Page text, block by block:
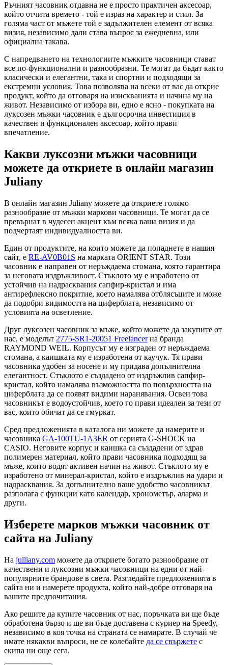
Ръчният часовник отдавна не е просто практичен аксесоар,
който отчита времето - той е израз на характер и стил. За
голяма част от мъжете той е задължителен елемент от всяка
визия, независимо дали става въпрос за ежедневна, или
официална такава.
С напредването на технологиите мъжките часовници стават
все по-функционални и разнообразни. Те могат да бъдат както
класически и елегантни, така и спортни и подходящи за
екстремни условия. Това позволява на всеки от вас да открие
продукт, който да отговаря на изискванията и начина му на
живот. Независимо от избора ви, едно е ясно - покупката на
луксозен мъжки часовник е дългосрочна инвестиция в
качествен и функционален аксесоар, който прави
впечатление.
Какви луксозни мъжки часовници
можете да откриете в онлайн магазин
Juliany
В онлайн магазин Juliany можете да откриете голямо
разнообразие от мъжки маркови часовници. Те могат да се
превърнат в чудесен акцент към всяка ваша визия и да
подчертаят индивидуалността ви.
Един от продуктите, на които можете да попаднете в нашия
сайт, е RE-AV0B01S на марката ORIENT STAR. Този
часовник е направен от неръждаема стомана, която гарантира
за неговата издръжливост. Стъклото му е изработено от
устойчив на надрасквания сапфир-кристал и има
антирефлексно покритие, което намалява отблясъците и може
да подобри видимостта на циферблата, независимо от
условията на осветление.
Друг луксозен часовник за мъже, който можете да закупите от
нас, е моделът 2775-SR1-20051 Freelancerна бранда
RAYMOND WEIL. Корпусът му е изграден от неръждаема
стомана, а каишката му е изработена от каучук. Тя прави
часовника удобен за носене и му придава допълнителна
елегантност. Стъклото е създадено от издръжлив сапфир-
кристал, който намалява възможността по повърхността на
циферблата да се появят видими наранявания. Освен това
часовникът е водоустойчив, което го прави идеален за тези от
вас, които обичат да се гмуркат.
Сред предложенията в каталога ни можете да намерите и
часовника GA-100TU-1A3ER от серията G-SHOCK на
CASIO. Неговите корпус и каишка са създадени от здрав
полимерен материал, който прави часовника подходящ за
мъже, които водят активен начин на живот. Стъклото му е
изработено от минерал-кристал, който е издръжлив на удари и
надрасквания. За допълнително ваше удобство часовникът
разполага с функции като календар, хронометър, аларма и
други.
Изберете марков мъжки часовник от
сайта на Juliany
На julliany.com можете да откриете богато разнообразие от
качествени и луксозни мъжки часовници на едни от най-
популярните брандове в света. Разгледайте предложенията в
сайта ни и намерете продукта, който най-добре отговаря на
вашите предпочитания.
Ако решите да купите часовник от нас, поръчката ви ще бъде
обработена бързо и ще ви бъде доставена с куриер на Speedy,
независимо в коя точка на страната се намирате. В случай че
имате някакви въпроси, не се колебайте да се свържете с
екипа ни още сега.